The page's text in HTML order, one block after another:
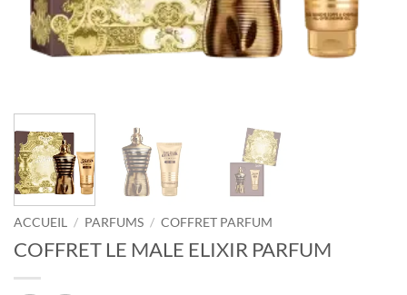
ACCUEIL / PARFUMS / COFFRET PARFUM
COFFRET LE MALE ELIXIR PARFUM